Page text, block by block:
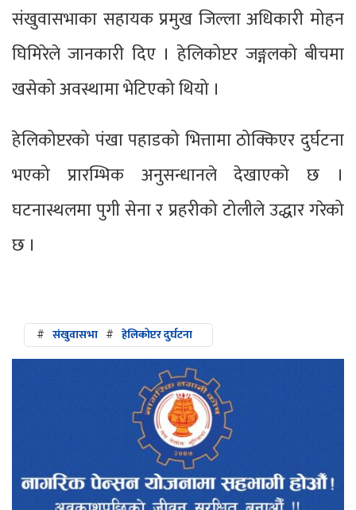
संखुवासभाका सहायक प्रमुख जिल्ला अधिकारी मोहन
घिमिरेले जानकारी दिए । हेलिकोप्टर जङ्गलको बीचमा
खसेको अवस्थामा भेटिएको थियो ।
हेलिकोप्टरको पंखा पहाडको भित्तामा ठोक्किएर दुर्घटना
भएको प्रारम्भिक अनुसन्धानले देखाएको छ ।
घटनास्थलमा पुगी सेना र प्रहरीको टोलीले उद्धार गरेको
छ ।
# संखुवासभा # हेलिकोप्टर दुर्घटना